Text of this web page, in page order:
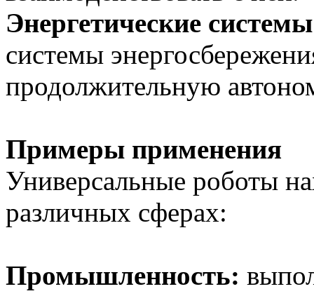
Энергетические
системы
продолжительную
Примеры применения
Универсальные роботы
различных сферах:
Промышленность: